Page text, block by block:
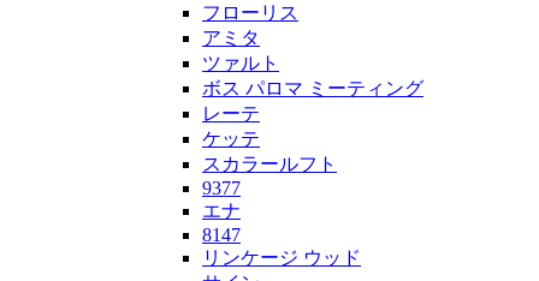
フローリス
アミタ
ツァルト
ボス パロマ ミーティング
レーテ
ケッテ
スカラールフト
9377
エナ
8147
リンケージ ウッド